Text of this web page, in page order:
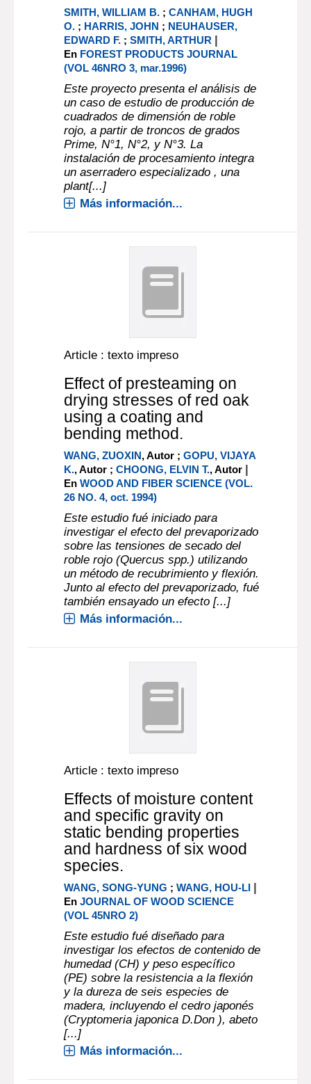
SMITH, WILLIAM B. ;CANHAM, HUGH
O. ; HARRIS, JOHN ; NEUHAUSER,
EDWARD F. ;SMITH, ARTHUR |
En FOREST PRODUCTS JOURNAL
(VOL 46NRO 3, mar.1996)
Este proyecto presenta el análisis de
un caso de estudio de producción de
cuadrados de dimensión de roble
rojo, a partir de troncos de grados
Prime, N°1, N°2, y N°3. La
instalación de procesamiento integra
un aserradero especializado , una
plant[...]
Más información...
Article : texto impreso
Effect of presteaming on
drying stresses of red oak
using a coating and
bending method.
WANG, ZUOXIN, Autor ;GOPU, VIJAYA
K., Autor ;CHOONG, ELVIN T., Autor |
EnWOOD AND FIBER SCIENCE (VOL.
26 NO. 4, oct. 1994)
Este estudio fué iniciado para
investigar el efecto del prevaporizado
sobre las tensiones de secado del
roble rojo (Quercus spp.) utilizando
un método de recubrimiento y flexión.
Junto al efecto del prevaporizado, fué
también ensayado un efecto [...]
Más información...
Article : texto impreso
Effects of moisture content
and specific gravity on
static bending properties
and hardness of six wood
species.
WANG, SONG-YUNG ;WANG, HOU-LI |
EnJOURNAL OF WOOD SCIENCE
(VOL 45NRO 2)
Este estudio fué diseñado para
investigar los efectos de contenido de
humedad (CH) y peso específico
(PE) sobre la resistencia a la flexión
y la dureza de seis especies de
madera, incluyendo el cedro japonés
(Cryptomeria japonica D.Don ), abeto
[...]
Más información...